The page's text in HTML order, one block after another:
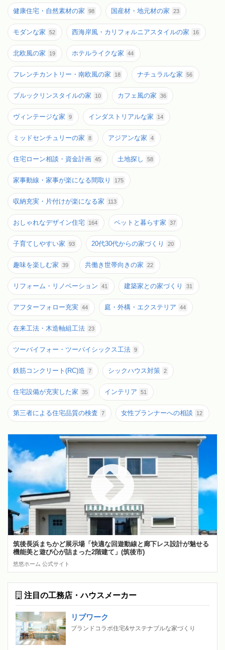
健康住宅・自然素材の家 98 国産材・地元材の家 23
モダンな家 52 西海岸風・カリフォルニアスタイルの家 16
北欧風の家 19 ホテルライクな家 44
フレンチカントリー・南欧風の家 18 ナチュラルな家 56
ブルックリンスタイルの家 10 カフェ風の家 36
ヴィンテージな家 9 インダストリアルな家 14
ミッドセンチュリーの家 8 アジアンな家 4
住宅ローン相談・資金計画 45 土地探し 58
家事動線・家事が楽になる間取り 175
収納充実・片付けが楽になる家 113
おしゃれなデザイン住宅 164 ペットと暮らす家 37
子育てしやすい家 93 20代30代からの家づくり 20
趣味を楽しむ家 39 共働き世帯向きの家 22
リフォーム・リノベーション 41 建築家との家づくり 31
アフターフォロー充実 44 庭・外構・エクステリア 44
在来工法・木造軸組工法 23
ツーバイフォー・ツーバイシックス工法 9
鉄筋コンクリート(RC)造 7 シックハウス対策 2
住宅設備が充実した家 35 インテリア 51
第三者による住宅品質の検査 7 女性プランナーへの相談 12
筑後長浜まちかど展示場「快適な回遊動線と廊下レス設計が魅せる
機能美と遊び心が詰まった2階建て」(筑後市)
悠悠ホーム 公式サイト
注目の工務店・ハウスメーカー
リブワーク
ブランドコラボ住宅&サステナブルな家づくり